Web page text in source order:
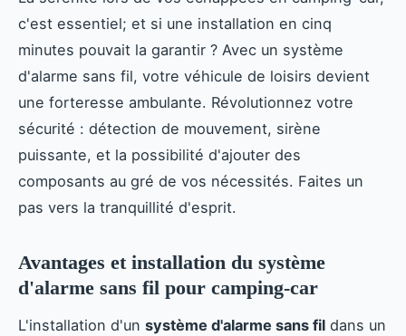
c'est essentiel; et si une installation en cinq
minutes pouvait la garantir ? Avec un système
d'alarme sans fil, votre véhicule de loisirs devient
une forteresse ambulante. Révolutionnez votre
sécurité : détection de mouvement, sirène
puissante, et la possibilité d'ajouter des
composants au gré de vos nécessités. Faites un
pas vers la tranquillité d'esprit.
Avantages et installation du système
d'alarme sans fil pour camping-car
L'installation d'un système d'alarme sans fil dans un